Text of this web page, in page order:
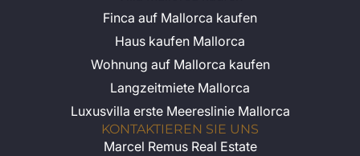
Finca auf Mallorca kaufen
Haus kaufen Mallorca
Wohnung auf Mallorca kaufen
Langzeitmiete Mallorca
Luxusvilla erste Meereslinie Mallorca
KONTAKTIEREN SIE UNS
Marcel Remus Real Estate